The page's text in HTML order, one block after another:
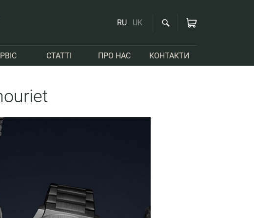
RU UK
СТАТТІ ПРО НАС КОНТАКТИ